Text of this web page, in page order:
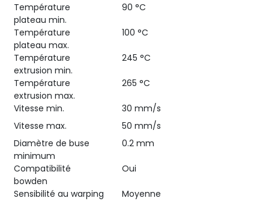
Température
plateau min.
90 °C
Température
plateau max.
100 °C
Température
extrusion min.
245 °C
Température
extrusion max.
265 °C
Vitesse min.
30 mm/s
Vitesse max.
50 mm/s
Diamètre de buse
minimum
0.2 mm
Compatibilité
bowden
Oui
Sensibilité au warping
Moyenne